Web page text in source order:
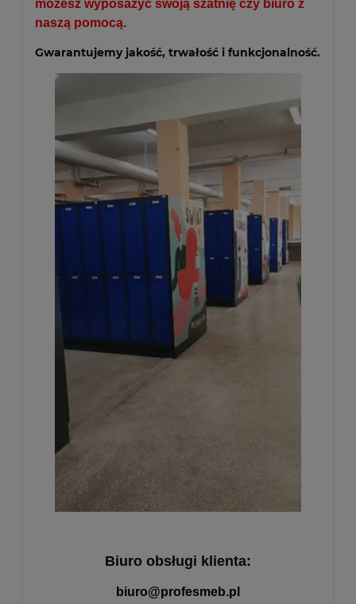
możesz wyposażyć swoją szatnię czy biuro z
naszą pomocą.
Gwarantujemy jakość, trwałość i funkcjonalność.
Biuro obsługi klienta:
biuro@profesmeb.pl